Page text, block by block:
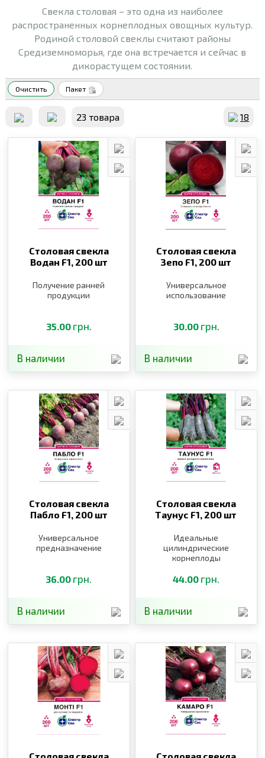
Свекла столовая – это одна из наиболее
распространенных корнеплодных овощных культур.
Родиной столовой свеклы считают районы
Средиземноморья, где она встречается и сейчас в
дикорастущем состоянии.
Очистить Пакет
23 товара 18
Столовая свекла
Водан F1, 200 шт
Получение ранней
продукции
35.00 грн.
В наличии
Столовая свекла
Зепо F1, 200 шт
Универсальное
использование
30.00 грн.
В наличии
Столовая свекла
Пабло F1, 200 шт
Универсальное
предназначение
36.00 грн.
В наличии
Столовая свекла
Таунус F1, 200 шт
Идеальные
цилиндрические
корнеплоды
44.00 грн.
В наличии